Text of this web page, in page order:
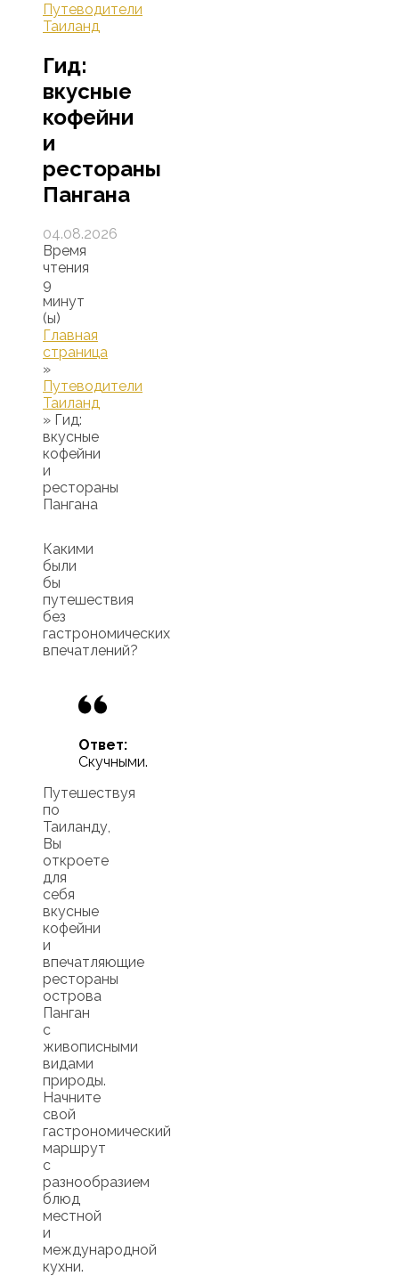
Путеводители
Таиланд
Гид:
вкусные
кофейни
и
рестораны
Пангана
04.08.2026
Время
чтения
9
минут
(ы)
Главная
страница
»
Путеводители
Таиланд
» Гид:
вкусные
кофейни
и
рестораны
Пангана
Какими
были
бы
путешествия
без
гастрономических
впечатлений?
Ответ:
Скучными.
Путешествуя
по
Таиланду,
Вы
откроете
для
себя
вкусные
кофейни
и
впечатляющие
рестораны
острова
Панган
с
живописными
видами
природы.
Начните
свой
гастрономический
маршрут
с
разнообразием
блюд
местной
и
международной
кухни.